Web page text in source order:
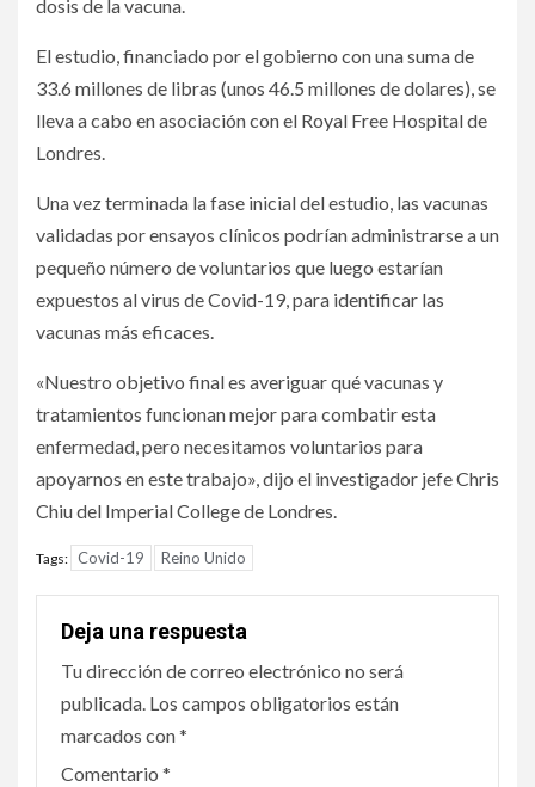
dosis de la vacuna.
El estudio, financiado por el gobierno con una suma de
33.6 millones de libras (unos 46.5 millones de dolares), se
lleva a cabo en asociación con el Royal Free Hospital de
Londres.
Una vez terminada la fase inicial del estudio, las vacunas
validadas por ensayos clínicos podrían administrarse a un
pequeño número de voluntarios que luego estarían
expuestos al virus de Covid-19, para identificar las
vacunas más eficaces.
«Nuestro objetivo final es averiguar qué vacunas y
tratamientos funcionan mejor para combatir esta
enfermedad, pero necesitamos voluntarios para
apoyarnos en este trabajo», dijo el investigador jefe Chris
Chiu del Imperial College de Londres.
Tags: Covid-19 Reino Unido
Deja una respuesta
Tu dirección de correo electrónico no será
publicada. Los campos obligatorios están
marcados con*
Comentario *